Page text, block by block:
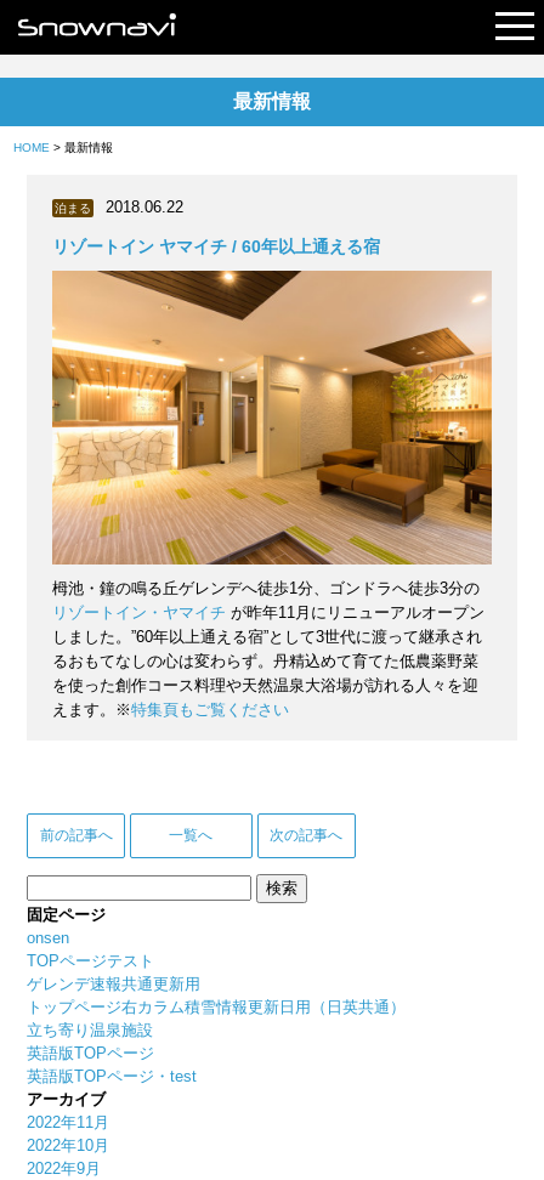
最新情報
HOME > 最新情報
泊まる 2018.06.22
リゾートイン ヤマイチ / 60年以上通える宿
栂池・鐘の鳴る丘ゲレンデへ徒歩1分、ゴンドラへ徒歩3分の
リゾートイン・ヤマイチ が昨年11月にリニューアルオープン
しました。”60年以上通える宿”として3世代に渡って継承され
るおもてなしの心は変わらず。丹精込めて育てた低農薬野菜
を使った創作コース料理や天然温泉大浴場が訪れる人々を迎
えます。※特集頁もご覧ください
前の記事へ 一覧へ 次の記事へ
索:
固定ページ
onsen
TOPページテスト
ゲレンデ速報共通更新用
トップページ右カラム積雪情報更新日用（日英共通）
立ち寄り温泉施設
英語版TOPページ
英語版TOPページ・test
アーカイブ
2022年11月
2022年10月
2022年9月